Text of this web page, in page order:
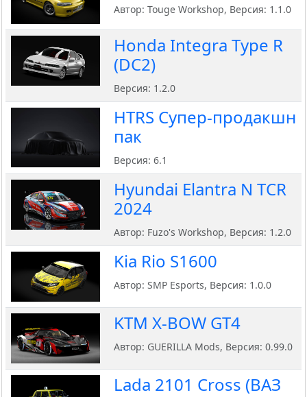
Автор: Touge Workshop, Версия: 1.1.0
Honda Integra Type R
(DC2)
Версия: 1.2.0
HTRS Cупер-продакшн
пак
Версия: 6.1
Hyundai Elantra N TCR
2024
Автор: Fuzo's Workshop, Версия: 1.2.0
Kia Rio S1600
Автор: SMP Esports, Версия: 1.0.0
KTM X-BOW GT4
Автор: GUERILLA Mods, Версия: 0.99.0
Lada 2101 Cross (ВАЗ